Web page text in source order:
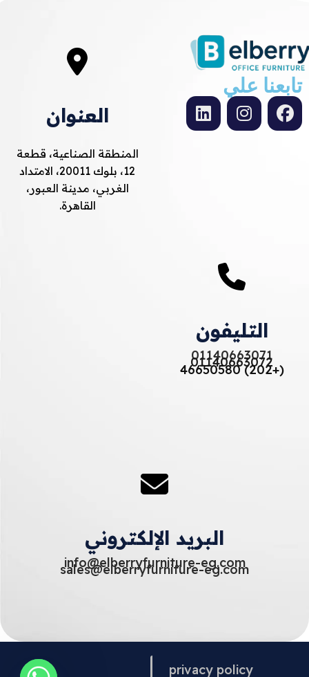
تابعنا علي
العنوان
المنطقة الصناعية، قطعة
12، بلوك 20011، الامتداد
الغربي، مدينة العبور،
القاهرة.
التليفون
01140663071
01140663072(+202) 46650580
البريد الإلكتروني
info@elberryfurniture-eg.com
sales@elberryfurniture-eg.com
privacy policy